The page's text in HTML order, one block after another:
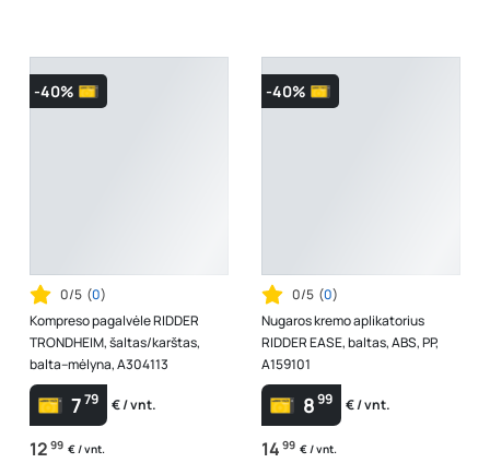
-40%
0/5 (0)
Kompreso pagalvėle RIDDER
TRONDHEIM, šaltas/karštas,
balta–mėlyna, A304113
779 € / vnt.
12 99 € / vnt.
-40%
0/5 (0)
Nugaros kremo aplikatorius
RIDDER EASE, baltas, ABS, PP,
A159101
899 € / vnt.
14 99 € / vnt.